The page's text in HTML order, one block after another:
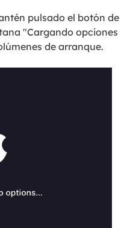
pulsado el botón de
"Cargando opciones
de arranque.